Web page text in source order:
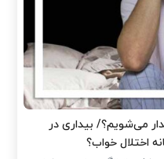
ساعت ۳ صبح بیدار می‌شویم؟/ بیداری در
اختلال خواب؟